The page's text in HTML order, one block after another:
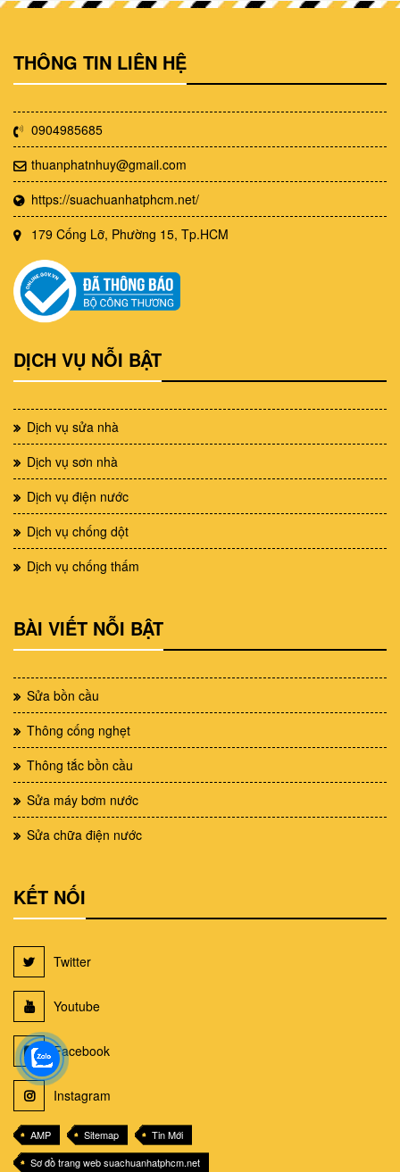
THÔNG TIN LIÊN HỆ
0904985685
thuanphatnhuy@gmail.com
https://suachuanhatphcm.net/
179 Cống Lỡ, Phường 15, Tp.HCM
DỊCH VỤ NỖI BẬT
Dịch vụ sửa nhà
Dịch vụ sơn nhà
Dịch vụ điện nước
Dịch vụ chống dột
Dịch vụ chống thấm
BÀI VIẾT NỖI BẬT
Sửa bồn cầu
Thông cống nghẹt
Thông tắc bồn cầu
Sửa máy bơm nước
Sửa chữa điện nước
KẾT NỐI
Twitter
Youtube
Facebook
Instagram
AMP Sitemap
Tin Mới
Sơ đồ trang web suachuanhatphcm.net